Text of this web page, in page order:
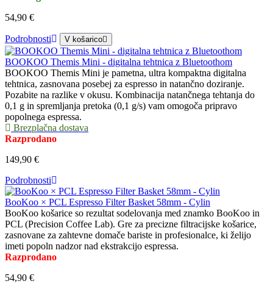
54,90 €
Podrobnosti V košarico
BOOKOO Themis Mini - digitalna tehtnica z Bluetoothom
BOOKOO Themis Mini je pametna, ultra kompaktna digitalna
tehtnica, zasnovana posebej za espresso in natančno doziranje.
Pozabite na razlike v okusu. Kombinacija natančnega tehtanja do
0,1 g in spremljanja pretoka (0,1 g/s) vam omogoča pripravo
popolnega espressa.
Brezplačna dostava
Razprodano
149,90 €
Podrobnosti
BooKoo × PCL Espresso Filter Basket 58mm - Cylin
BooKoo košarice so rezultat sodelovanja med znamko BooKoo in
PCL (Precision Coffee Lab). Gre za precizne filtracijske košarice,
zasnovane za zahtevne domače bariste in profesionalce, ki želijo
imeti popoln nadzor nad ekstrakcijo espressa.
Razprodano
54,90 €